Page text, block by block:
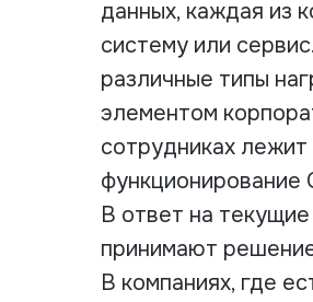
данных, каждая из
систему или
различные типы
элементом
сотрудниках
В ответ на
принимают
В компаниях, где